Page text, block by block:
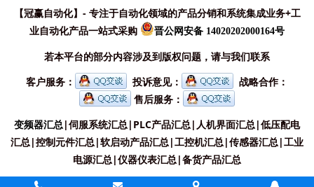
【冠赢自动化】- 专注于自动化领域的产品分销和系统集成业务+工
业自动化产品一站式采购
晋公网安备 14020202000164号
若本平台的部分内容涉及到版权问题，请与我们联系
客户服务：
投诉意见：
战略合作：
售后服务：
变频器汇总|伺服系统汇总| PLC产品汇总| 人机界面汇总|低压配电
汇总|控制元件汇总|软启动产品汇总|工控机汇总|传感器汇总|工业
电源汇总|仪器仪表汇总|备货产品汇总